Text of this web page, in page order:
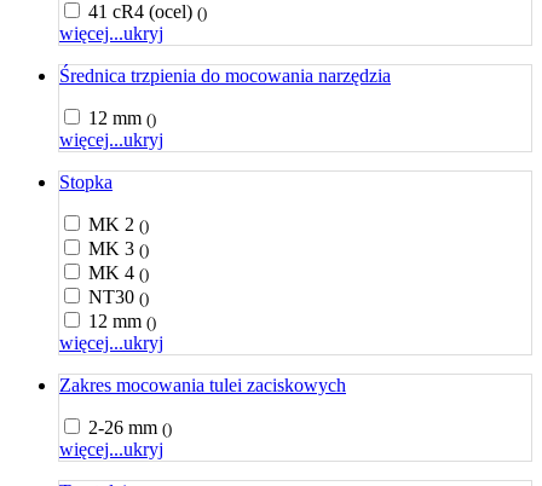
41 cR4 (ocel) ()
więcej...ukryj
Średnica trzpienia do mocowania narzędzia
12 mm ()
więcej...ukryj
Stopka
MK 2 ()
MK 3 ()
MK 4 ()
NT30 ()
12 mm ()
więcej...ukryj
Zakres mocowania tulei zaciskowych
2-26 mm ()
więcej...ukryj